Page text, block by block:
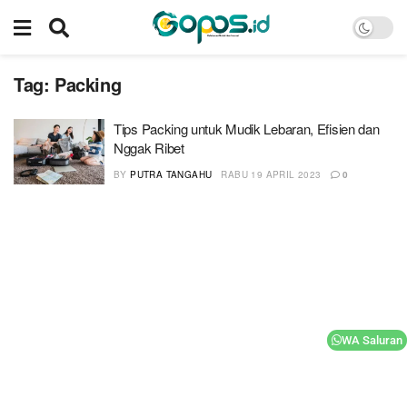
Tag: Packing
Tips Packing untuk Mudik Lebaran, Efisien dan
Nggak Ribet
BY PUTRA TANGAHU RABU 19 APRIL 2023 0
WA Saluran